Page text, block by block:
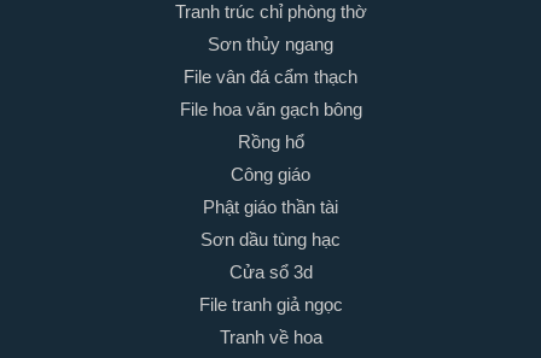
Tranh trúc chỉ phòng thờ
Sơn thủy ngang
File vân đá cẩm thạch
File hoa văn gạch bông
Rồng hổ
Công giáo
Phật giáo thần tài
Sơn dầu tùng hạc
Cửa sổ 3d
File tranh giả ngọc
Tranh về hoa